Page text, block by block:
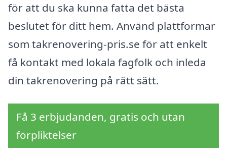
för att du ska kunna fatta det bästa
beslutet för ditt hem. Använd plattformar
som takrenovering-pris.se för att enkelt
få kontakt med lokala fagfolk och inleda
din takrenovering på rätt sätt.
Få 3 erbjudanden, gratis och utan
förpliktelser